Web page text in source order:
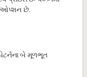
ઓપ્શન છે.
પેટર્નના બે મૂળભૂત